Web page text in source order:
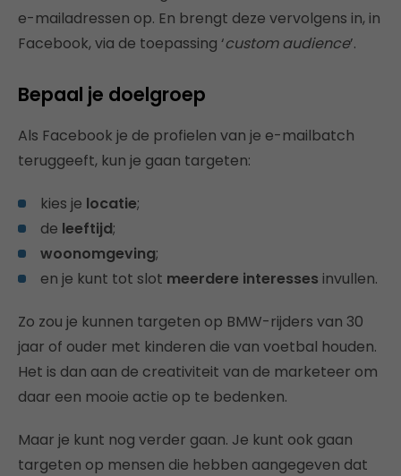
e-mailadressen op. En brengt deze vervolgens in, in
Facebook, via de toepassing ‘custom audience’.
Bepaal je doelgroep
Als Facebook je de profielen van je e-mailbatch
teruggeeft, kun je gaan targeten:
kies je locatie;
de leeftijd;
woonomgeving;
en je kunt tot slot meerdere interesses invullen.
Zo zou je kunnen targeten op BMW-rijders van 30
jaar of ouder met kinderen die van voetbal houden.
Het is dan aan de creativiteit van de marketeer om
daar een mooie actie op te bedenken.
Maar je kunt nog verder gaan. Je kunt ook gaan
targeten op mensen die hebben aangegeven dat